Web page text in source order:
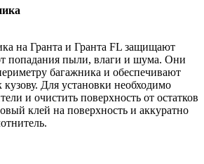
на Гранта и Гранта FL защищают
попадания пыли, влаги и шума. Они
багажника и обеспечивают
Для установки необходимо
и очистить поверхность от остатков
клей на поверхность и аккуратно